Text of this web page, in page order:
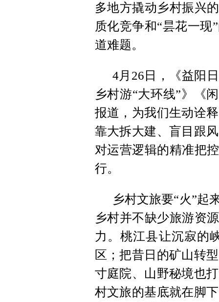
多地方撬动乡村振兴
质化竞争和“昙花一现
道难题。
4月26日，《益阳
乡村游“大环线”》《
报道，为我们生动诠
靠大拆大建、盲目跟
对运营逻辑的精准把
行。
乡村文旅要“火”起
乡村并不缺少旅游资
力。桃江县让沉寂的
区；把昔日的矿山转
寸庭院、山野秘境也
村文旅的基底就在脚